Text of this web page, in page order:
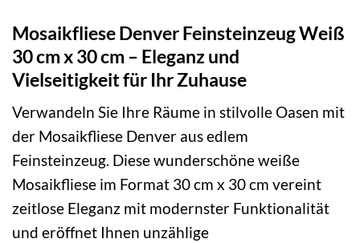
Mosaikfliese Denver Feinsteinzeug Weiß
30 cm x 30 cm – Eleganz und
Vielseitigkeit für Ihr Zuhause
Verwandeln Sie Ihre Räume in stilvolle Oasen mit
der Mosaikfliese Denver aus edlem
Feinsteinzeug. Diese wunderschöne weiße
Mosaikfliese im Format 30 cm x 30 cm vereint
zeitlose Eleganz mit modernster Funktionalität
und eröffnet Ihnen unzählige